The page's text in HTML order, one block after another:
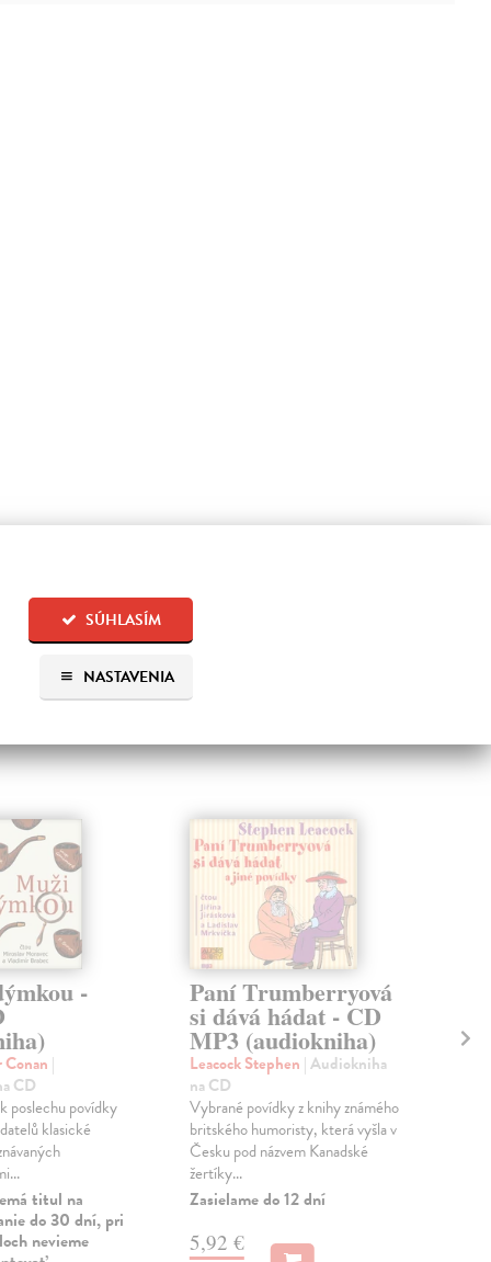
SÚHLASÍM
NASTAVENIA
-
|
CD
poslechu povídky
klasické
titul na
do 30 dní, pri
nevieme
Paní Trumberryová
si dává hádat - CD
MP3 (audiokniha)
Leacock Stephen | Audiokniha
na CD
Vybrané povídky z knihy známého
britského humoristy, která vyšla v
Česku pod názvem Kanadské
žertíky...
Zasielame do 12 dní
5,92 €